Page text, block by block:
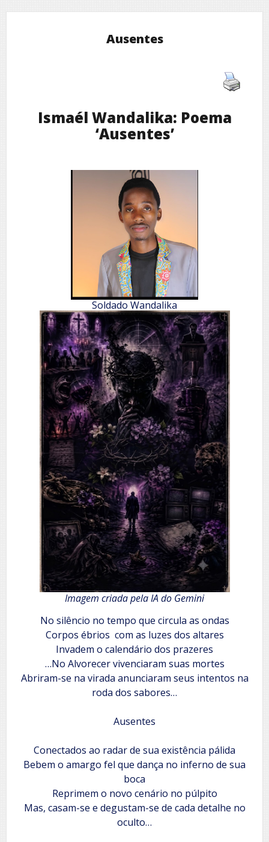
Ausentes
Ismaél Wandalika: Poema
‘Ausentes’
Soldado Wandalika
Imagem criada pela IA do Gemini
No silêncio no tempo que circula as ondas
‎Corpos ébrios com as luzes dos altares
‎Invadem o calendário dos prazeres
‎…No Alvorecer vivenciaram suas mortes
‎Abriram-se na virada anunciaram seus intentos na
roda dos sabores…
‎Ausentes
‎Conectados ao radar de sua existência pálida
‎Bebem o amargo fel que dança no inferno de sua
boca
‎Reprimem o novo cenário no púlpito
‎Mas, casam-se e degustam-se de cada detalhe no
oculto…